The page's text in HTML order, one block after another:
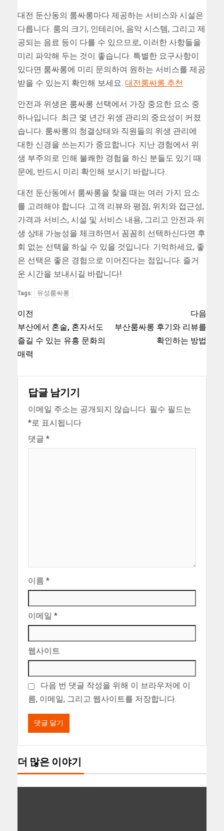
대전 둔산동의 룸싸롱마다 제공하는 서비스와 시설은
다릅니다. 룸의 크기, 인테리어, 음악 시스템, 그리고 제
공되는 음료 등이 다를 수 있으므로, 이러한 사항들을
미리 파악해 두는 것이 좋습니다. 특별한 요구사항이
있다면 룸싸롱에 미리 문의하여 원하는 서비스를 제공
받을 수 있는지 확인해 보세요. 대전룸싸롱 추천
안전과 위생은 룸싸롱 선택에서 가장 중요한 요소 중
하나입니다. 최근 몇 년간 위생 관리의 중요성이 커졌
습니다. 룸싸롱의 청결상태와 직원들의 위생 관리에
대한 신경을 쓰는지가 중요합니다. 지난 경험에서 위
생 부주의로 인해 불쾌한 경험을 하신 분들도 있기 때
문에, 반드시 미리 확인해 보시기 바랍니다.
대전 둔산동에서 룸싸롱을 찾을 때는 여러 가지 요소
를 고려해야 합니다. 고객 리뷰와 평점, 위치와 접근성,
가격과 서비스, 시설 및 서비스 내용, 그리고 안전과 위
생 상태 가능성을 체크하면서 꼼꼼히 선택하신다면 후
회 없는 선택을 하실 수 있을 것입니다. 기억하세요, 좋
은 선택은 좋은 경험으로 이어진다는 점입니다. 즐거
운 시간을 보내시길 바랍니다!
Tags: 유성룸싸롱
이전
부산에서 혼술, 혼자서도
즐길 수 있는 유흥 문화의
매력
다음
부산룸싸롱 후기와 리뷰를
확인하는 방법
답글 남기기
이메일 주소는 공개되지 않습니다. 필수 필드는
*로 표시됩니다
댓글 *
이름 *
이메일 *
웹사이트
다음 번 댓글 작성을 위해 이 브라우저에 이
름, 이메일, 그리고 웹사이트를 저장합니다.
더 많은 이야기